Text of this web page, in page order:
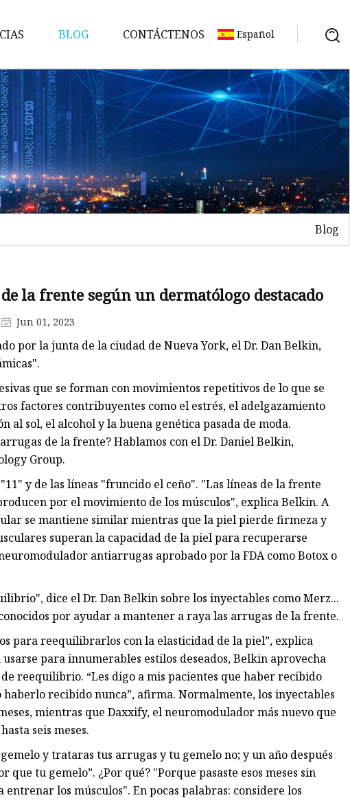
BLOG CONTÁCTENOS Español
Blog
la frente según un dermatólogo destacado
Jun 01, 2023
por la junta de la ciudad de Nueva York, el Dr. Dan Belkin,
que se forman con movimientos repetitivos de lo que se
factores contribuyentes como el estrés, el adelgazamiento
al sol, el alcohol y la buena genética pasada de moda.
de la frente? Hablamos con el Dr. Daniel Belkin,
Group.
y de las líneas "fruncido el ceño". "Las líneas de la frente
por el movimiento de los músculos", explica Belkin. A
se mantiene similar mientras que la piel pierde firmeza y
superan la capacidad de la piel para recuperarse
antiarrugas aprobado por la FDA como Botox o
dice el Dr. Dan Belkin sobre los inyectables como Merz...
por ayudar a mantener a raya las arrugas de la frente.
para reequilibrarlos con la elasticidad de la piel”, explica
para innumerables estilos deseados, Belkin aprovecha
reequilibrio. “Les digo a mis pacientes que haber recibido
recibido nunca”, afirma. Normalmente, los inyectables
mientras que Daxxify, el neuromodulador más nuevo que
seis meses.
y trataras tus arrugas y tu gemelo no; y un año después
tu gemelo”. ¿Por qué? "Porque pasaste esos meses sin
los músculos". En pocas palabras: considere los